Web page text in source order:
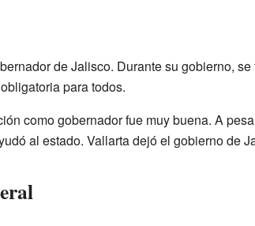
de Jalisco. Durante su gobierno,
para todos.
como gobernador fue muy buena. A
al estado. Vallarta dejó el gobierno de